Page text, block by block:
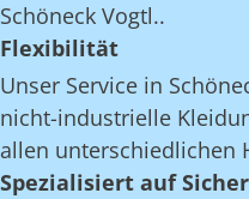
Schöneck Vogtl..
Flexibilität
Unser Service in
nicht-industrielle
allen unterschiedlichen
Spezialisiert auf